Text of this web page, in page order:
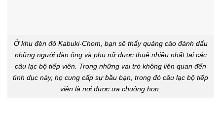
Ở khu đèn đỏ Kabuki-Chom, bạn sẽ thấy quảng cáo đánh dấu
những người đàn ông và phụ nữ được thuê nhiều nhất tại các
câu lạc bộ tiếp viên. Trong những vai trò không liên quan đến
tình dục này, họ cung cấp sự bầu bạn, trong đó câu lạc bộ tiếp
viên là nơi được ưa chuộng hơn.